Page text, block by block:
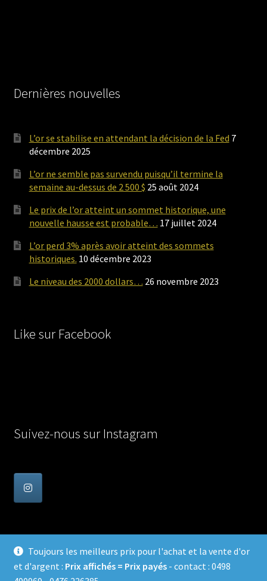
Toujours les meilleurs prix pour l'achat et la vente d'or
et d'argent : Prix affichés = Prix payés- contact : 0498
Dernières nouvelles
L’or se stabilise en attendant la décision de la Fed 7
décembre 2025
L’or ne semble pas survendu puisqu’il termine la
semaine au-dessus de 2 500 $ 25 août 2024
Le prix de l’or atteint un sommet historique, une
nouvelle hausse est probable… 17 juillet 2024
L’or perd 3% après avoir atteint des sommets
historiques. 10 décembre 2023
Le niveau des 2000 dollars… 26 novembre 2023
Like sur Facebook
Suivez-nous sur Instagram
© Achat Or en Belgique 2026